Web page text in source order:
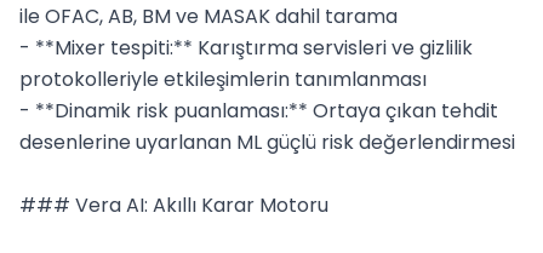
ile OFAC, AB, BM ve MASAK dahil tarama
- **Mixer tespiti:** Karıştırma servisleri ve gizlilik
protokolleriyle etkileşimlerin tanımlanması
- **Dinamik risk puanlaması:** Ortaya çıkan tehdit
desenlerine uyarlanan ML güçlü risk değerlendirmesi
### Vera AI: Akıllı Karar Motoru